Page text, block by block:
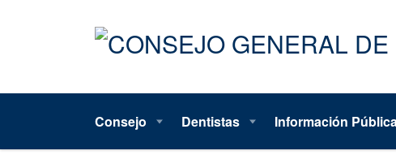
Consejo Dentistas Información